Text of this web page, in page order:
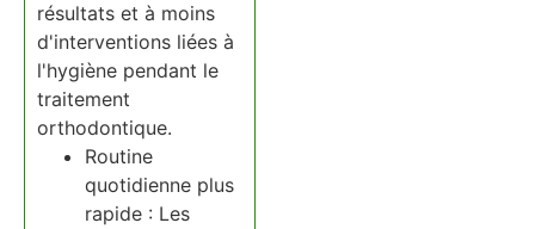
résultats et à moins
d'interventions liées à
l'hygiène pendant le
traitement
orthodontique.
Routine
quotidienne plus
rapide : Les